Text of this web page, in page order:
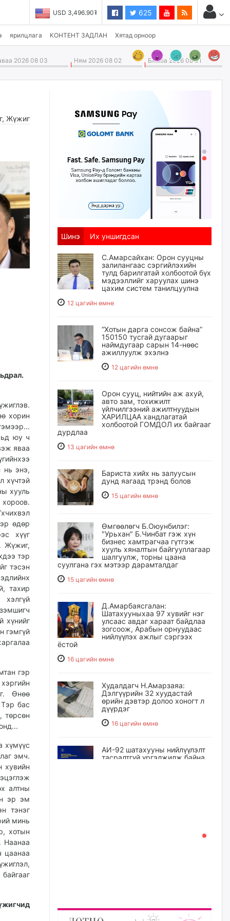
USD 3,496.90₮ 625
ярилцлага КОНТЕНТ ЗАДЛАН Хятад орноор
2026 08 03 Ням 2026 08 02 Бямба 2026 08 01
, Жүжиг
хорин
юу ч
яваа
нь энэ,
хүчтэй
хууль
хороов.
өдөр
хүүг
Жүжиг,
тэр
тэсэн
тахир
хэлгүй
хүнийг
гэмгүй
гэр
Өнөө
бас
төрсөн
хүмүүс
эмч.
хувийн
алтны
эр эм
тэнэг
минь
хотын
Наанаа
цаанаа
Шинэ Их уншигдсан
С.Амарсайхан: Орон сууцны
залилангаас сэргийлэхийн
тулд барилгатай холбоотой бүх
мэдээллийг харуулах шинэ
цахим систем танилцуулна
12 цагийн өмнө
“Хотын дарга сонсож байна”
150150 тусгай дугаарыг
наймдугаар сарын 14-нөөс
ажиллуулж эхэлнэ
12 цагийн өмнө
Орон сууц, нийтийн аж ахуй,
авто зам, тохижилт
үйлчилгээний ажилтнуудын
ХАРИЛЦАА хандлагатай
холбоотой ГОМДОЛ их байгааг
дурдлаа
13 цагийн өмнө
Бариста хийх нь залуусын
дунд яагаад трэнд болов
15 цагийн өмнө
Өмгөөлөгч Б.Оюунбилэг:
"Урьхан" Б.Чинбат гэж хүн
бизнес хамтрагчаа гүтгэж
хууль хяналтын байгууллагаар
шалгуулж, торны цаана
суулгана гэх мэтээр дарамталдаг
15 цагийн өмнө
Д.Амарбаясгалан:
Шатахууныхаа 97 хувийг нэг
улсаас авдаг хараат байдлаа
зогсоож, Арабын орнуудаас
нийлүүлэх ажлыг сэргээх
ёстой
16 цагийн өмнө
Худалдагч Н.Амарзаяа:
Дэлгүүрийн 32 хуудастай
өрийн дэвтэр долоо хоногт л
дүүрдэг
16 цагийн өмнө
АИ-92 шатахууны нийлүүлэлт
тасралтгүй үргэлжилж байна